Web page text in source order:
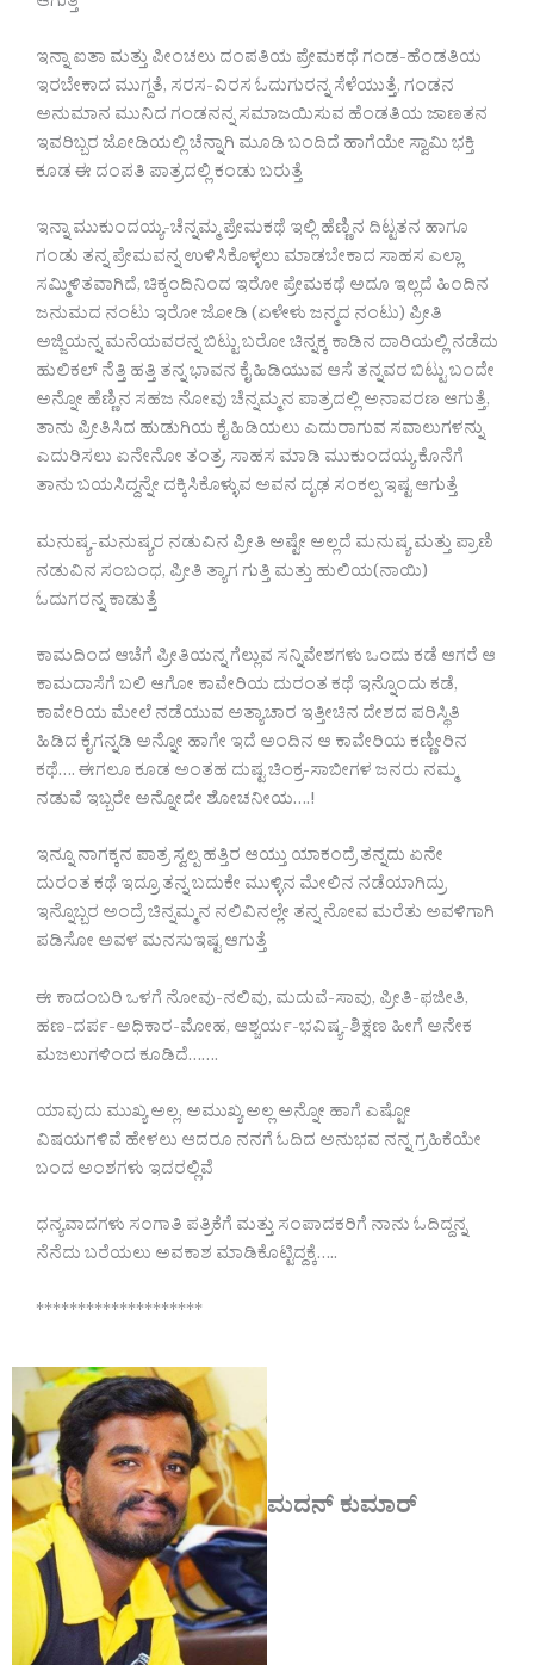
ಇನ್ನಾ ಐತಾ ಮತ್ತು ಪೀಂಚಲು ದಂಪತಿಯ ಪ್ರೇಮಕಥೆ ಗಂಡ-ಹೆಂಡತಿಯ
ಇರಬೇಕಾದ ಮುಗ್ದತೆ, ಸರಸ-ವಿರಸ ಓದುಗುರನ್ನ ಸೆಳೆಯುತ್ತೆ, ಗಂಡನ
ಅನುಮಾನ ಮುನಿದ ಗಂಡನನ್ನ ಸಮಾಜಯಿಸುವ ಹೆಂಡತಿಯ ಜಾಣತನ
ಇವರಿಬ್ಬರ ಜೋಡಿಯಲ್ಲಿ ಚೆನ್ನಾಗಿ ಮೂಡಿ ಬಂದಿದೆ ಹಾಗೆಯೇ ಸ್ವಾಮಿ ಭಕ್ತಿ
ಕೂಡ ಈ ದಂಪತಿ ಪಾತ್ರದಲ್ಲಿ ಕಂಡು ಬರುತ್ತೆ
ಇನ್ನಾ ಮುಕುಂದಯ್ಯ-ಚೆನ್ನಮ್ಮ ಪ್ರೇಮಕಥೆ ಇಲ್ಲಿ ಹೆಣ್ಣಿನ ದಿಟ್ಟತನ ಹಾಗೂ
ಗಂಡು ತನ್ನ ಪ್ರೇಮವನ್ನ ಉಳಿಸಿಕೊಳ್ಳಲು ಮಾಡಬೇಕಾದ ಸಾಹಸ ಎಲ್ಲಾ
ಸಮ್ಮಿಳಿತವಾಗಿದೆ, ಚಿಕ್ಕಂದಿನಿಂದ ಇರೋ ಪ್ರೇಮಕಥೆ ಅದೂ ಇಲ್ಲದೆ ಹಿಂದಿನ
ಜನುಮದ ನಂಟು ಇರೋ ಜೋಡಿ (ಏಳೇಳು ಜನ್ಮದ ನಂಟು) ಪ್ರೀತಿ
ಅಜ್ಜಿಯನ್ನ ಮನೆಯವರನ್ನ ಬಿಟ್ಟು ಬರೋ ಚಿನ್ನಕ್ಕ ಕಾಡಿನ ದಾರಿಯಲ್ಲಿ ನಡೆದು
ಹುಲಿಕಲ್ ನೆತ್ತಿ ಹತ್ತಿ ತನ್ನ ಭಾವನ ಕೈ ಹಿಡಿಯುವ ಆಸೆ ತನ್ನವರ ಬಿಟ್ಟು ಬಂದೇ
ಅನ್ನೋ ಹೆಣ್ಣಿನ ಸಹಜ ನೋವು ಚೆನ್ನಮ್ಮನ ಪಾತ್ರದಲ್ಲಿ ಅನಾವರಣ ಆಗುತ್ತೆ,
ತಾನು ಪ್ರೀತಿಸಿದ ಹುಡುಗಿಯ ಕೈ ಹಿಡಿಯಲು ಎದುರಾಗುವ ಸವಾಲುಗಳನ್ನು
ಎದುರಿಸಲು ಏನೇನೋ ತಂತ್ರ, ಸಾಹಸ ಮಾಡಿ ಮುಕುಂದಯ್ಯ ಕೊನೆಗೆ
ತಾನು ಬಯಸಿದ್ದನ್ನೇ ದಕ್ಕಿಸಿಕೊಳ್ಳುವ ಅವನ ದೃಢ ಸಂಕಲ್ಪ ಇಷ್ಟ ಆಗುತ್ತೆ
ಮನುಷ್ಯ-ಮನುಷ್ಯರ ನಡುವಿನ ಪ್ರೀತಿ ಅಷ್ಟೇ ಅಲ್ಲದೆ ಮನುಷ್ಯ ಮತ್ತು ಪ್ರಾಣಿ
ನಡುವಿನ ಸಂಬಂಧ, ಪ್ರೀತಿ ತ್ಯಾಗ ಗುತ್ತಿ ಮತ್ತು ಹುಲಿಯ(ನಾಯಿ)
ಓದುಗರನ್ನ ಕಾಡುತ್ತೆ
ಕಾಮದಿಂದ ಆಚೆಗೆ ಪ್ರೀತಿಯನ್ನ ಗೆಲ್ಲುವ ಸನ್ನಿವೇಶಗಳು ಒಂದು ಕಡೆ ಆಗರೆ ಆ
ಕಾಮದಾಸೆಗೆ ಬಲಿ ಆಗೋ ಕಾವೇರಿಯ ದುರಂತ ಕಥೆ ಇನ್ನೊಂದು ಕಡೆ,
ಕಾವೇರಿಯ ಮೇಲೆ ನಡೆಯುವ ಅತ್ಯಾಚಾರ ಇತ್ತೀಚಿನ ದೇಶದ ಪರಿಸ್ಥಿತಿ
ಹಿಡಿದ ಕೈಗನ್ನಡಿ ಅನ್ನೋ ಹಾಗೇ ಇದೆ ಅಂದಿನ ಆ ಕಾವೇರಿಯ ಕಣ್ಣೀರಿನ
ಕಥೆ…. ಈಗಲೂ ಕೂಡ ಅಂತಹ ದುಷ್ಟ ಚಿಂಕ್ರ-ಸಾಬೀಗಳ ಜನರು ನಮ್ಮ
ನಡುವೆ ಇಬ್ಬರೇ ಅನ್ನೋದೇ ಶೋಚನೀಯ….!
ಇನ್ನೂ ನಾಗಕ್ಕನ ಪಾತ್ರ ಸ್ವಲ್ಪ ಹತ್ತಿರ ಆಯ್ತು ಯಾಕಂದ್ರೆ ತನ್ನದು ಏನೇ
ದುರಂತ ಕಥೆ ಇದ್ರೂ ತನ್ನ ಬದುಕೇ ಮುಳ್ಳಿನ ಮೇಲಿನ ನಡೆಯಾಗಿದ್ರು
ಇನ್ನೊಬ್ಬರ ಅಂದ್ರೆ ಚಿನ್ನಮ್ಮನ ನಲಿವಿನಲ್ಲೇ ತನ್ನ ನೋವ ಮರೆತು ಅವಳಿಗಾಗಿ
ಪಡಿಸೋ ಅವಳ ಮನಸುಇಷ್ಟ ಆಗುತ್ತೆ
ಈ ಕಾದಂಬರಿ ಒಳಗೆ ನೋವು-ನಲಿವು, ಮದುವೆ-ಸಾವು, ಪ್ರೀತಿ-ಫಜೀತಿ,
ಹಣ-ದರ್ಪ-ಅಧಿಕಾರ-ಮೋಹ, ಆಶ್ಚರ್ಯ-ಭವಿಷ್ಯ-ಶಿಕ್ಷಣ ಹೀಗೆ ಅನೇಕ
ಮಜಲುಗಳಿಂದ ಕೂಡಿದೆ…….
ಯಾವುದು ಮುಖ್ಯ ಅಲ್ಲ, ಅಮುಖ್ಯ ಅಲ್ಲ ಅನ್ನೋ ಹಾಗೆ ಎಷ್ಟೋ
ವಿಷಯಗಳಿವೆ ಹೇಳಲು ಆದರೂ ನನಗೆ ಓದಿದ ಅನುಭವ ನನ್ನ ಗ್ರಹಿಕೆಯೇ
ಬಂದ ಅಂಶಗಳು ಇದರಲ್ಲಿವೆ
ಧನ್ಯವಾದಗಳು ಸಂಗಾತಿ ಪತ್ರಿಕೆಗೆ ಮತ್ತು ಸಂಪಾದಕರಿಗೆ ನಾನು ಓದಿದ್ದನ್ನ
ನೆನೆದು ಬರೆಯಲು ಅವಕಾಶ ಮಾಡಿಕೊಟ್ಟಿದ್ದಕ್ಕೆ…..
********************
ಮದನ್ ಕುಮಾರ್